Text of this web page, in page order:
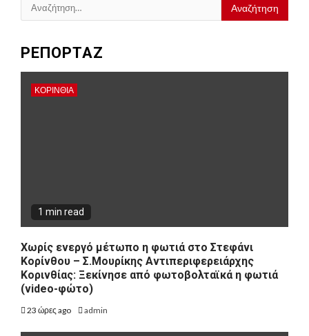
Αναζήτηση
για:
ΡΕΠΟΡΤΑΖ
ΚΟΡΙΝΘΊΑ
1 min read
Χωρίς ενεργό μέτωπο η φωτιά στο Στεφάνι
Κορίνθου – Σ.Μουρίκης Αντιπεριφερειάρχης
Κορινθίας: Ξεκίνησε από φωτοβολταϊκά η φωτιά
(video-φώτο)
23 ώρες ago admin